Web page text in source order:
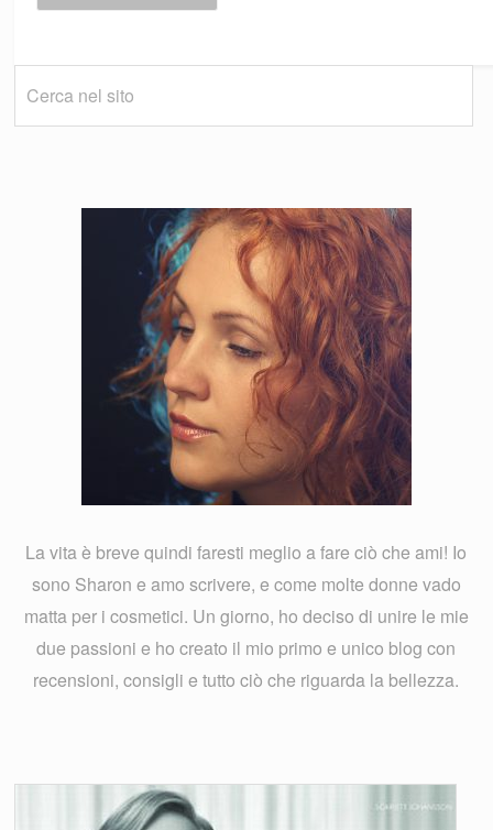
La vita è breve quindi faresti meglio a fare ciò che ami! Io
sono Sharon e amo scrivere, e come molte donne vado
matta per i cosmetici. Un giorno, ho deciso di unire le mie
due passioni e ho creato il mio primo e unico blog con
recensioni, consigli e tutto ciò che riguarda la bellezza.